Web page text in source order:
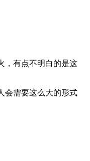
，有点不明白的是这
会需要这么大的形式